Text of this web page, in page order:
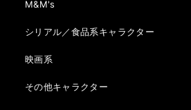
M&M's
シリアル／食品系キャラクター
映画系
その他キャラクター